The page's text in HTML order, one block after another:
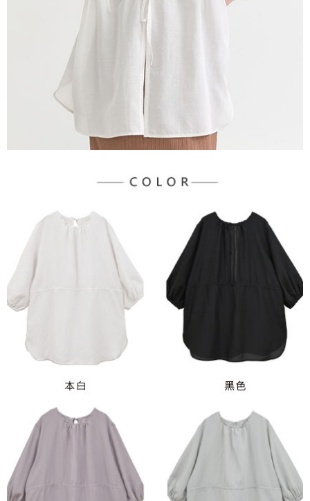
２．關於個人資料處理事宜，請瀏覽以下網址：
３．未成年的使用者請事先徵得法定代理人或監護人之同意方可使用
「AFTEE先享後付」，若未經同意申辦者引起之損失，本公司不負相關責
４．使用「AFTEE先享後付」時，將依據個別帳號之用戶狀況，依本公司即
時審查核予不同之上限額度；若仍有額度不足之情形，本公司將視審查結果
請求用戶進行身份認證。
５．嚴禁一人註冊多個帳號或使用他人資訊註冊。若發現惡意使用之情形，
恩沛科技股份有限公司將有權停止該用戶之使用額度並採取法律行動。
每筆NT$60，滿NT$888(含以上)免運費
每筆NT$90，滿NT$888(含以上)免運費